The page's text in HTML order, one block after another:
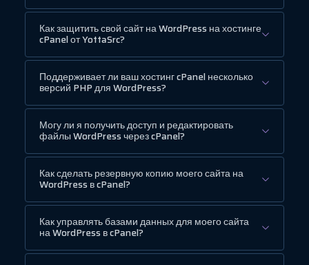
Как защитить свой сайт на WordPress на хостинге
cPanel от YottaSrc?
Поддерживает ли ваш хостинг cPanel несколько
версий PHP для WordPress?
Могу ли я получить доступ и редактировать
файлы WordPress через cPanel?
Как сделать резервную копию моего сайта на
WordPress в cPanel?
Как управлять базами данных для моего сайта
на WordPress в cPanel?